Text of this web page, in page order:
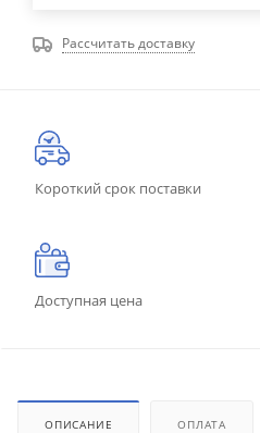
Рассчитать доставку
Короткий срок поставки
Доступная цена
ОПИСАНИЕ ОПЛАТА